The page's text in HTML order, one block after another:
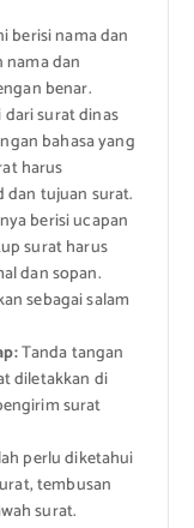
berisi nama dan
nama dan
benar.
surat dinas
bahasa yang
harus
dan tujuan surat.
berisi ucapan
surat harus
dan sopan.
sebagai salam
Tanda tangan
diletakkan di
surat
perlu diketahui
tembusan
surat.